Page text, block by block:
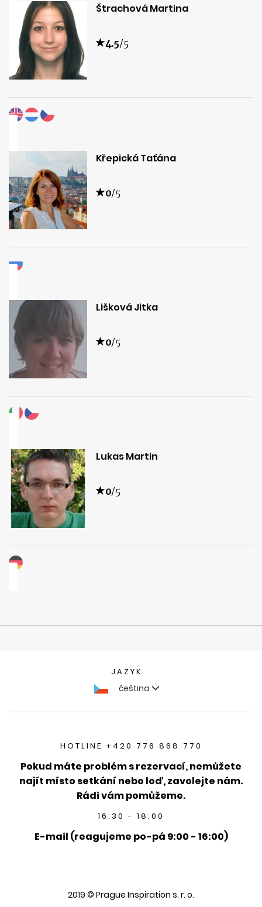
Štrachová Martina
4.5/5
Křepická Taťána
0/5
Lišková Jitka
0/5
Lukas Martin
0/5
JAZYK
čeština
HOTLINE +420 776 868 770
Pokud máte problém s rezervací, nemůžete
najít místo setkání nebo loď, zavolejte nám.
Rádi vám pomůžeme.
16:30 - 18:00
E-mail (reagujeme po-pá 9:00 - 16:00)
2019 © Prague Inspiration s. r. o.